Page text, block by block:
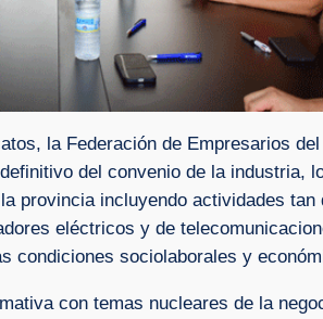
la Federación de Empresarios
del convenio de la industria,
provincia incluyendo actividades
eléctricos y de
sociolaborales y
con temas nucleares de la